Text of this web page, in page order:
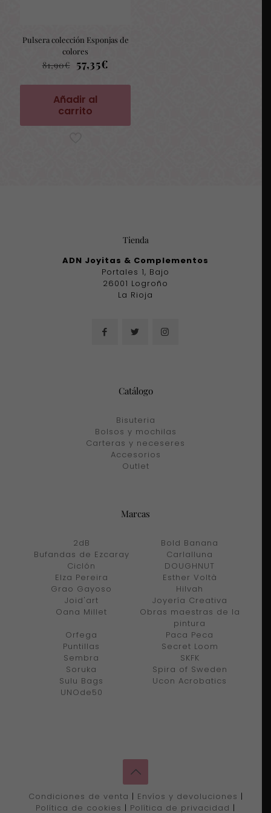
Pulsera colección Esponjas de
colores
81,90€ El
precio
original
era:
81,90€.
57,35€
actual
Añadir al
carrito
Tienda
ADN Joyitas & Complementos
Portales 1, Bajo
26001 Logroño
La Rioja
Catálogo
Bisuteria
Bolsos y mochilas
Carteras y neceseres
Accesorios
Outlet
Marcas
2dB
Bold Banana
Bufandas de Ezcaray
Carlalluna
Ciclón
DOUGHNUT
Elza Pereira
Esther Voltà
Grao Gayoso
Hilvah
Joid'art
Joyería Creativa
Oana Millet
Obras maestras de la
pintura
Orfega
Paca Peca
Puntillas
Secret Loom
Sembra
SKFK
Soruka
Spira of Sweden
Sulu Bags
Ucon Acrobatics
UNOde50
Condiciones de venta | Envíos y devoluciones |
Política de cookies | Política de privacidad |